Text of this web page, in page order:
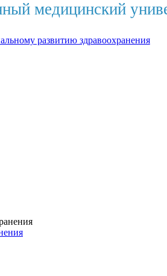
медицинский
развитию здравоохранения